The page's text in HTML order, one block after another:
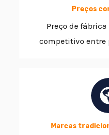
Preços
Preço de
competitivo entre
Marcas